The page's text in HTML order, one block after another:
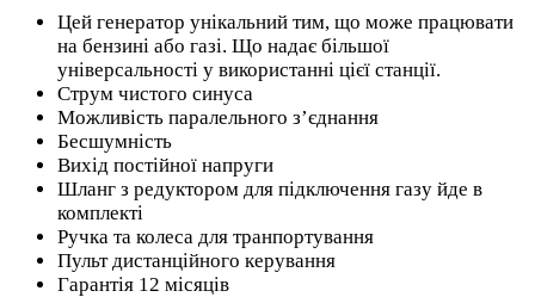
Цей генератор унікальний тим, що може працювати
на бензині або газі. Що надає більшої
універсальності у використанні цієї станції.
Струм чистого синуса
Можливість паралельного з’єднання
Бесшумність
Вихід постійної напруги
Шланг з редуктором для підключення газу йде в
комплекті
Ручка та колеса для транпортування
Пульт дистанційного керування
Гарантія 12 місяців